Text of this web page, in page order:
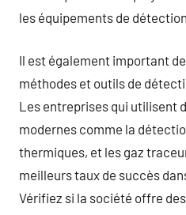
les équipements de
Il est également important
méthodes et outils de
Les entreprises qui utilisent
modernes comme la
thermiques, et les gaz
meilleurs taux de succès
Vérifiez si la société offre